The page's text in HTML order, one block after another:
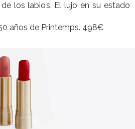
los labios. El lujo en su estado
años de Printemps. 498€